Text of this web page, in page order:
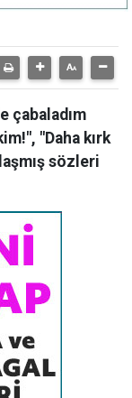
çabaladım
"Daha kırk
sözleri